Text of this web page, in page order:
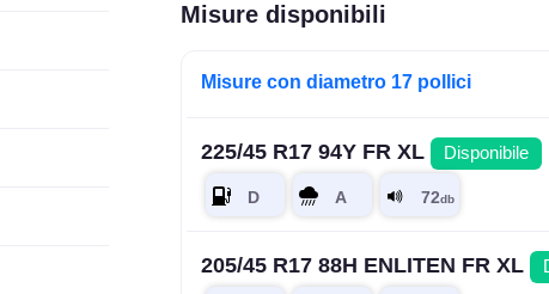
Misure disponibili
Misure con diametro 17 pollici
225/45 R17 94Y FR XL Disponibile
205/45 R17 88H ENLITEN FR XL